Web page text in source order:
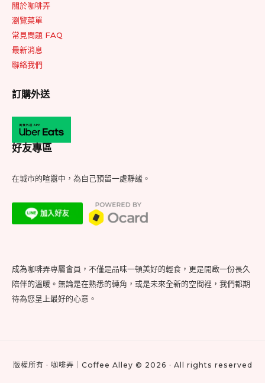
關於咖啡弄
瀏覽菜單
常見問題 FAQ
最新消息
聯絡我們
訂購外送
好友專區
在城市的喧囂中，為自己預留一處靜謐。
成為咖啡弄專屬會員，不僅是品味一頓美好的輕食，更是開啟一份長久
陪伴的溫暖。無論是在熟悉的轉角，或是未來全新的空間裡，我們都期
待為您呈上最好的心意。
版權所有 · 咖啡弄｜Coffee Alley © 2026 · All rights reserved